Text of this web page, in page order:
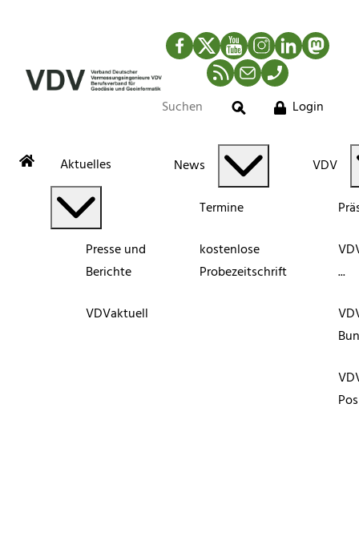
Facebook
TwitterYouTubeInstagram
LinkedIn
RSS-Newsfeed
MailTelefon
Suche
Login
Aktuelles
Presse und
Berichte
VDVaktuell
News
Termine
kostenlose
Probezeitschrift
VDV
...